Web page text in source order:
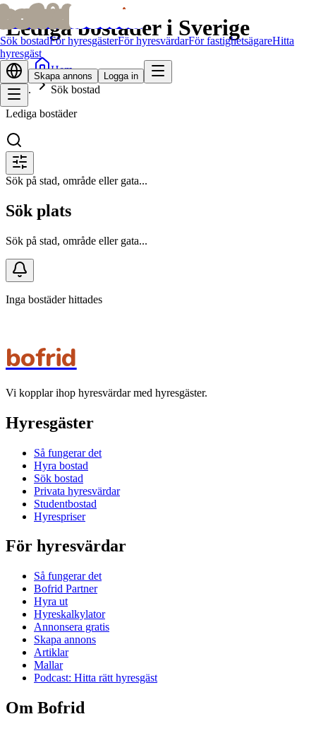
bofridbofrid
Sök bostadFör hyresgästerFör hyresvärdarFör fastighetsägareHitta
hyresgäst
Skapa annons Logga in
Lediga bostäder i Sverige
Hem
Sök bostad
Lediga bostäder
Sök på stad, område eller gata...
Sök plats
Sök på stad, område eller gata...
Inga bostäder hittades
bofrid
Vi kopplar ihop hyresvärdar med hyresgäster.
Hyresgäster
Så fungerar det
Hyra bostad
Sök bostad
Privata hyresvärdar
Studentbostad
Hyrespriser
För hyresvärdar
Så fungerar det
Bofrid Partner
Hyra ut
Hyreskalkylator
Annonsera gratis
Skapa annons
Artiklar
Mallar
Podcast: Hitta rätt hyresgäst
Om Bofrid